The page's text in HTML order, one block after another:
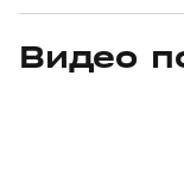
Видео
31 июл, 17:10